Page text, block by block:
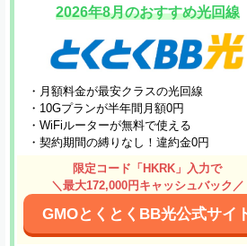
2026年8月のおすすめ光回線
・月額料金が最安クラスの光回線
・10Gプランが半年間月額0円
・WiFiルーターが無料で使える
・契約期間の縛りなし！違約金0円
限定コード「HKRK」入力で
＼最大172,000円キャッシュバック／
GMOとくとくBB光公式サイ